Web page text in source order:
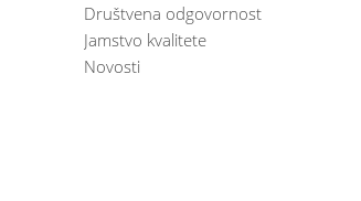
Društvena odgovornost
Jamstvo kvalitete
Novosti